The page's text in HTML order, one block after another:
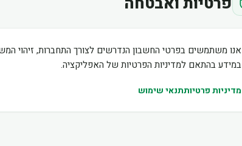
אנו משתמשים בפרטי החשבון הנדרשים לצורך התחברות, זיהוי
במידע בהתאם למדיניות הפרטיות של האפליקציה.
מדיניות פרטיותתנאי שימוש